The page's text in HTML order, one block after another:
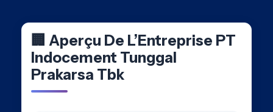
🏢 Aperçu De L’Entreprise PT
Indocement Tunggal
Prakarsa Tbk